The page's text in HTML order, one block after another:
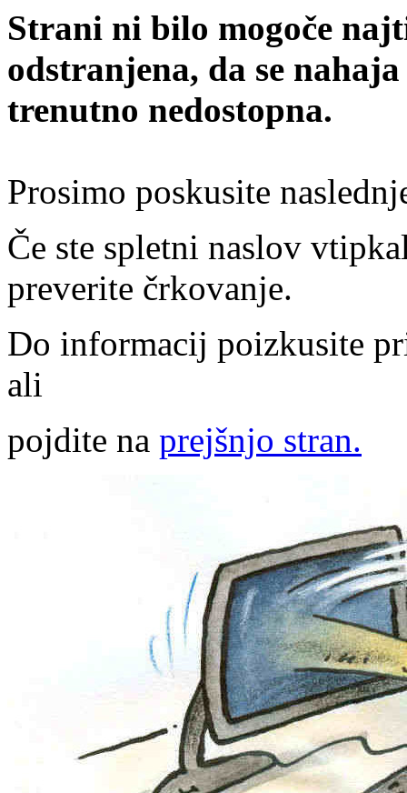
Strani ni bilo mogoče
odstranjena, da se
trenutno nedostopna.
Prosimo poskusite
Če ste spletni naslov
preverite črkovanje.
Do informacij poizkusite
ali
pojdite na prejšnjo stran.